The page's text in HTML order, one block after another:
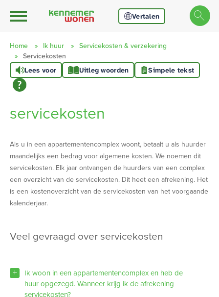
Naar hoofdinhoud
Naar hoofdnavigatiemenu
Naar zoeken
Naar de homepage
Ga naar Hoofd Vertalen
Home Ik huur
Servicekosten & verzekering
Servicekosten
Lees voor Uitleg woorden Simpele tekst
servicekosten
Als u in een appartementencomplex woont, betaalt u als huurder
maandelijks een bedrag voor algemene kosten. We noemen dit
servicekosten. Elk jaar ontvangen de huurders van een complex
een overzicht van de servicekosten. Dit heet een afrekening. Het
is een kostenoverzicht van de servicekosten van het voorgaande
kalenderjaar.
veel gevraagd over servicekosten
Ik woon in een appartementencomplex en heb de
huur opgezegd. Wanneer krijg ik de afrekening
servicekosten?